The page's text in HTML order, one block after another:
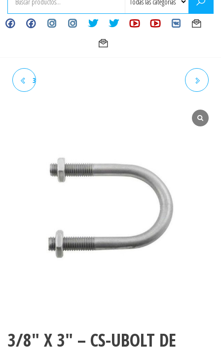
3/8" X 2-1/2 - CS-UBOLT DE
3/8″ X 3″ – CS-UBOLT DE